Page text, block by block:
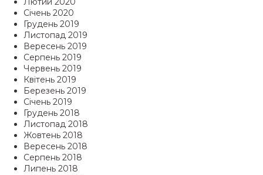
Січень 2020
Грудень 2019
Листопад 2019
Вересень 2019
Серпень 2019
Червень 2019
Квітень 2019
Березень 2019
Січень 2019
Грудень 2018
Листопад 2018
Жовтень 2018
Вересень 2018
Серпень 2018
Липень 2018